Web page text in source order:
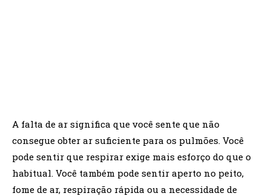
A falta de ar significa que você sente que não
consegue obter ar suficiente para os pulmões. Você
pode sentir que respirar exige mais esforço do que o
habitual. Você também pode sentir aperto no peito,
fome de ar, respiração rápida ou a necessidade de